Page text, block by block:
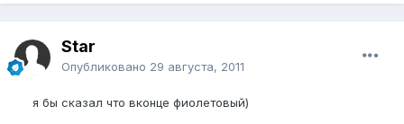
Star
Опубликовано 29 августа, 2011
я бы сказал что вконце фиолетовый)